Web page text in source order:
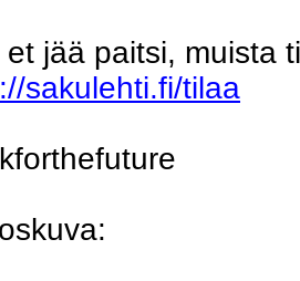
jää paitsi, muista
sakulehti.fi/tilaa